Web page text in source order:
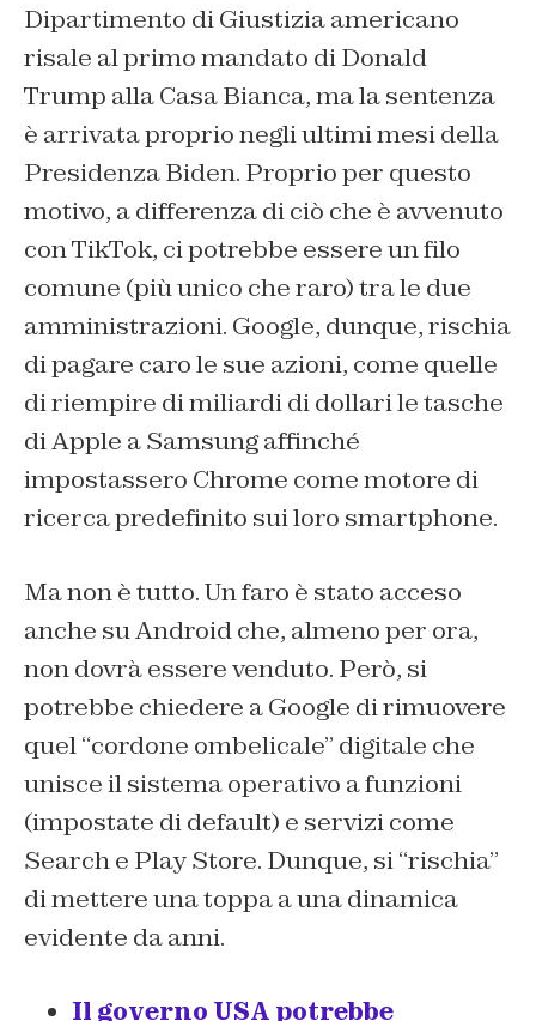
Dipartimento di Giustizia americano
risale al primo mandato di Donald
Trump alla Casa Bianca, ma la sentenza
è arrivata proprio negli ultimi mesi della
Presidenza Biden. Proprio per questo
motivo, a differenza di ciò che è avvenuto
con TikTok, ci potrebbe essere un filo
comune (più unico che raro) tra le due
amministrazioni. Google, dunque, rischia
di pagare caro le sue azioni, come quelle
di riempire di miliardi di dollari le tasche
di Apple a Samsung affinché
impostassero Chrome come motore di
ricerca predefinito sui loro smartphone.
Ma non è tutto. Un faro è stato acceso
anche su Android che, almeno per ora,
non dovrà essere venduto. Però, si
potrebbe chiedere a Google di rimuovere
quel “cordone ombelicale” digitale che
unisce il sistema operativo a funzioni
(impostate di default) e servizi come
Search e Play Store. Dunque, si “rischia”
di mettere una toppa a una dinamica
evidente da anni.
Il governo USA potrebbe